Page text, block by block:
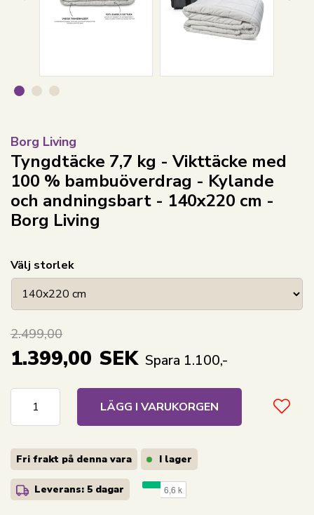
Borg Living
Tyngdtäcke 7,7 kg - Vikttäcke med
100 % bambuöverdrag - Kylande
och andningsbart - 140x220 cm -
Borg Living
Välj storlek
2.499,00
1.399,00 SEK Spara 1.100,-
LÄGG I VARUKORGEN
Fri frakt på denna vara I lager
Leverans: 5 dagar